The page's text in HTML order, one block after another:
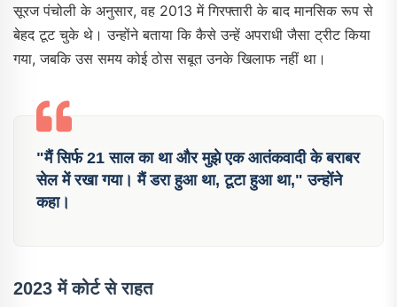
सूरज पंचोली के अनुसार, वह 2013 में गिरफ्तारी के बाद मानसिक रूप से
बेहद टूट चुके थे। उन्होंने बताया कि कैसे उन्हें अपराधी जैसा ट्रीट किया
गया, जबकि उस समय कोई ठोस सबूत उनके खिलाफ नहीं था।
"मैं सिर्फ 21 साल का था और मुझे एक आतंकवादी के बराबर
सेल में रखा गया। मैं डरा हुआ था, टूटा हुआ था," उन्होंने
कहा।
2023 में कोर्ट से राहत